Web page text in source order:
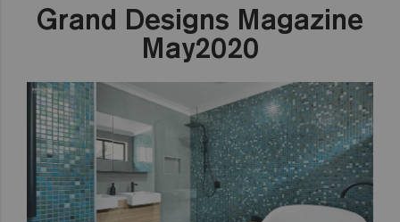
Grand Designs Magazine
May2020